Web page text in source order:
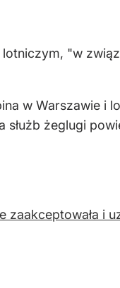
"w
w Warszawie i
żeglugi
zaakceptowała i